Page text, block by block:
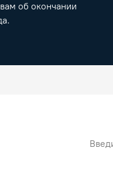
об окончании